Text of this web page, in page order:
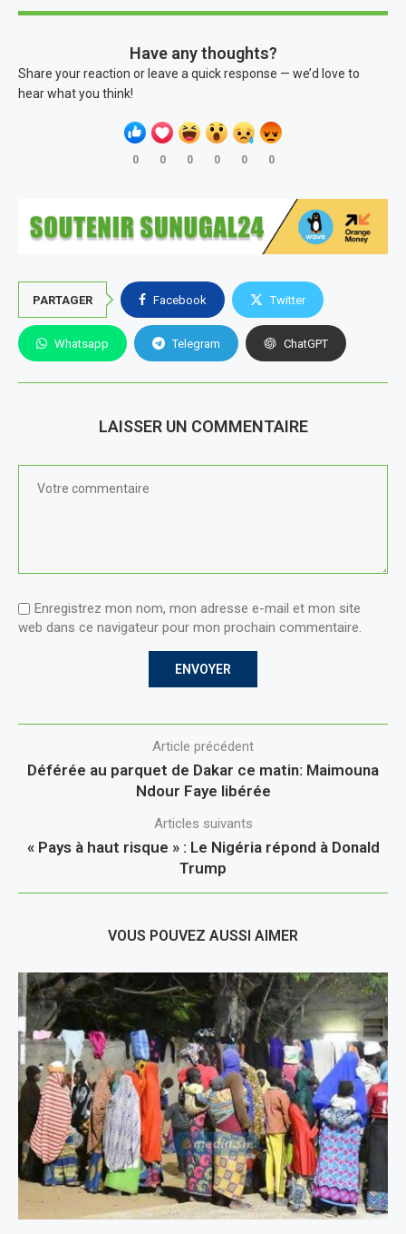
Have any thoughts?
Share your reaction or leave a quick response — we’d love to
hear what you think!
0 0 0 0 0 0
PARTAGER Facebook Twitter
Whatsapp Telegram ChatGPT
LAISSER UN COMMENTAIRE
Enregistrez mon nom, mon adresse e-mail et mon site
web dans ce navigateur pour mon prochain commentaire.
Article précédent
Déférée au parquet de Dakar ce matin: Maimouna
Ndour Faye libérée
Articles suivants
« Pays à haut risque » : Le Nigéria répond à Donald
Trump
VOUS POUVEZ AUSSI AIMER